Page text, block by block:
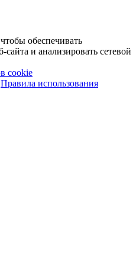
обеспечивать
и анализировать сетевой
cookie
Правила использования